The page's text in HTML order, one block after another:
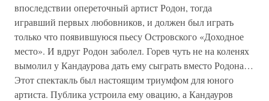
впоследствии опереточный артист Родон, тогда
игравший первых любовников, и должен был играть
только что появившуюся пьесу Островского «Доходное
место». И вдруг Родон заболел. Горев чуть не на коленях
вымолил у Кандаурова дать ему сыграть вместо Родона…
Этот спектакль был настоящим триумфом для юного
артиста. Публика устроила ему овацию, а Кандауров